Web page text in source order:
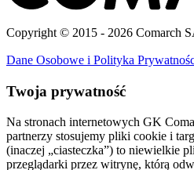
Copyright © 2015 - 2026 Comarch
Dane Osobowe i Polityka
Twoja prywatność
Na stronach internetowych GK
partnerzy stosujemy pliki cookie i
(inaczej „ciasteczka”) to niewielkie
przeglądarki przez witrynę, którą